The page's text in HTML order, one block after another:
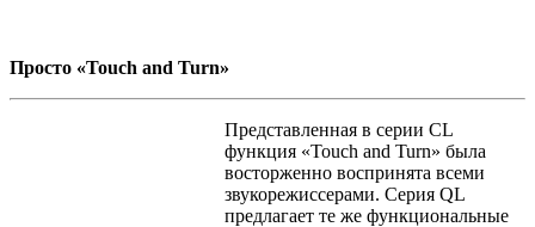
Просто «Touch and Turn»
Представленная в серии CL
функция «Touch and Turn» была
восторженно воспринята всеми
звукорежиссерами. Серия QL
предлагает те же функциональные